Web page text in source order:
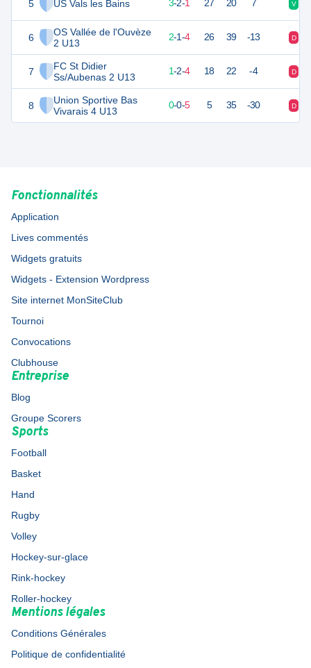
5 US Vals les Bains
6
OS Vallée de l'Ouvèze
2 U13
7
FC St Didier
Ss/Aubenas 2 U13
8
Union Sportive Bas
Vivarais 4 U13
10 3-2-1 27 20 7 V
7 7 2-1-4 26 39 -13 D
5 1-2-4 18 22 -4 D
-2 0-0-5 5 35 -30 D
Fonctionnalités
Application
Lives commentés
Widgets gratuits
Widgets - Extension Wordpress
Site internet MonSiteClub
Tournoi
Convocations
Clubhouse
Entreprise
Blog
Groupe Scorers
Sports
Football
Basket
Hand
Rugby
Volley
Hockey-sur-glace
Rink-hockey
Roller-hockey
Mentions légales
Conditions Générales
Politique de confidentialité